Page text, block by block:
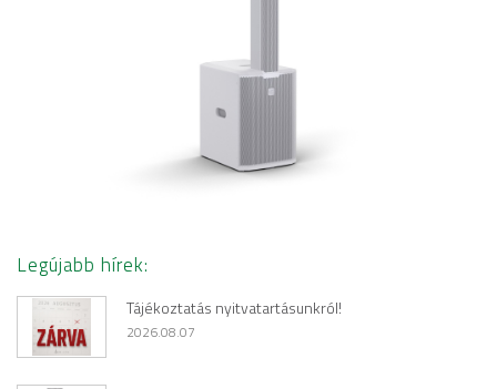
Legújabb hírek:
Tájékoztatás nyitvatartásunkról!
2026.08.07